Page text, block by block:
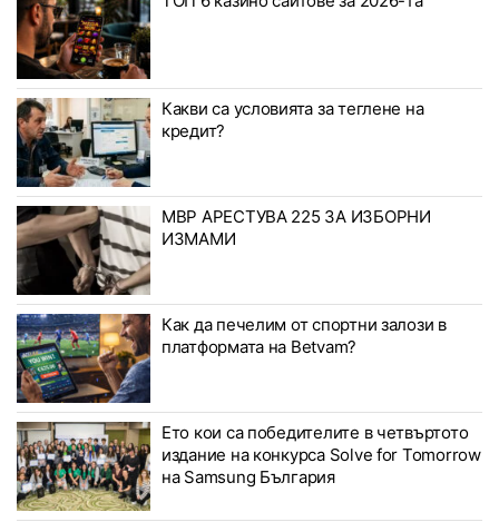
Какви са условията за теглене на
кредит?
МВР АРЕСТУВА 225 ЗА ИЗБОРНИ
ИЗМАМИ
Как да печелим от спортни залози в
платформата на Betvam?
Ето кои са победителите в четвъртото
издание на конкурса Solve for Tomorrow
на Samsung България